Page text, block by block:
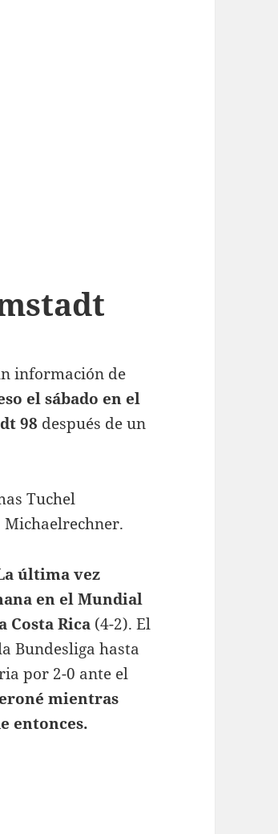
información de
el sábado en el
98 después de un
Tuchel
última vez
en el Mundial
Costa Rica (4-2). El
Bundesliga hasta
por 2-0 ante el
mientras
entonces.